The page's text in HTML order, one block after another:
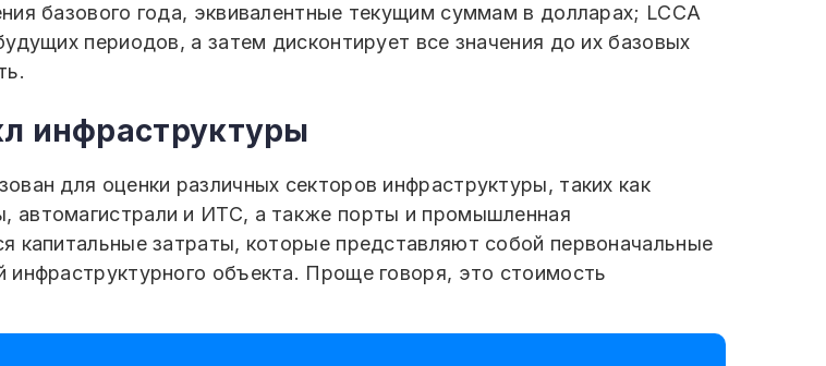
базового года, эквивалентные текущим суммам в долларах; LCCA
периодов, а затем дисконтирует все значения до их базовых
инфраструктуры
для оценки различных секторов инфраструктуры, таких как
автомагистрали и ИТС, а также порты и промышленная
капитальные затраты, которые представляют собой первоначальные
объекта. Проще говоря, это стоимость